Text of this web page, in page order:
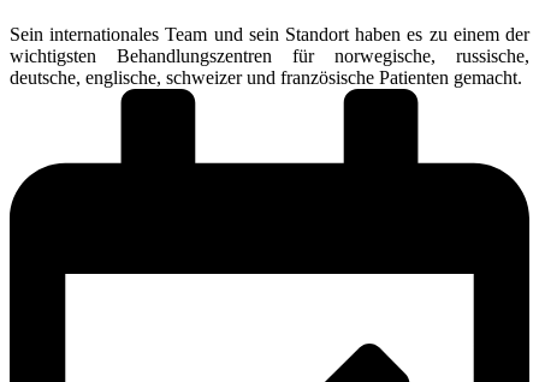
Sein internationales Team und sein Standort haben es zu einem der
wichtigsten Behandlungszentren für norwegische, russische,
deutsche, englische, schweizer und französische Patienten gemacht.